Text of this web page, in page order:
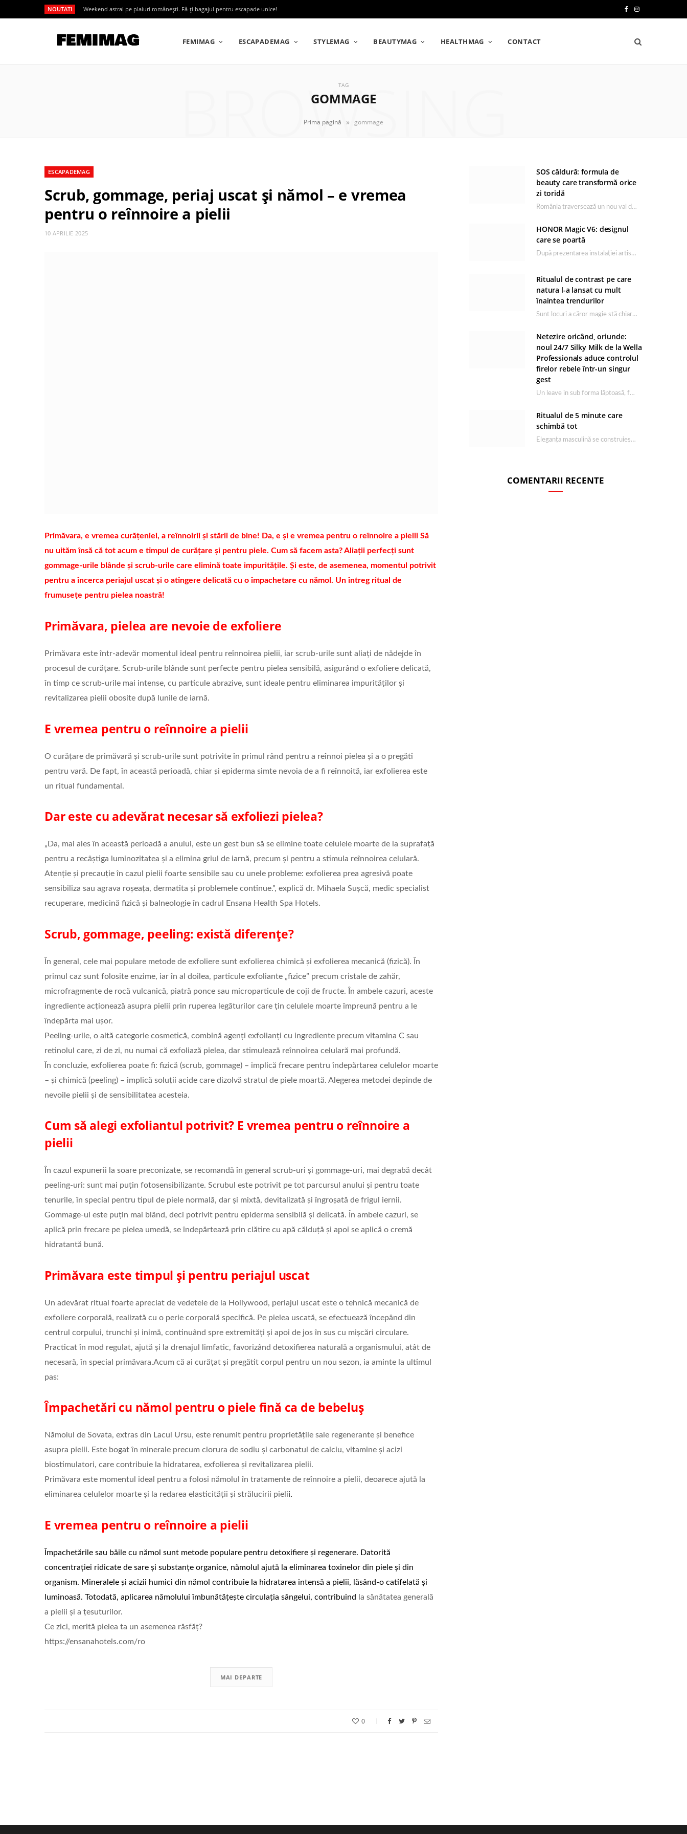
NOUTATI Weekend astral pe plaiuri românești. Fă-ți bagajul pentru escapade unice!
e
I
s
t
FEMIMAG ESCAPADEMAG STYLEMAG BEAUTYMAG HEALTHMAG CONTACT
TAG
GOMMAGE
BROWSING
Prima pagină » gommage
ESCAPADEMAG
Scrub, gommage, periaj uscat și nămol – e vremea
pentru o reînnoire a pielii
10 APRILIE 2025
Primăvara, e vremea curățeniei, a reînnoirii și stării de bine! Da, e și e vremea pentru o reînnoire a pielii Să
nu uităm însă că tot acum e timpul de curățare și pentru piele. Cum să facem asta? Aliații perfecți sunt
gommage-urile blânde și scrub-urile care elimină toate impuritățile. Și este, de asemenea, momentul potrivit
pentru a încerca periajul uscat și o atingere delicată cu o împachetare cu nămol. Un întreg ritual de
frumusețe pentru pielea noastră!
Primăvara, pielea are nevoie de exfoliere
Primăvara este într-adevăr momentul ideal pentru reînnoirea pielii, iar scrub-urile sunt aliați de nădejde în
procesul de curățare. Scrub-urile blânde sunt perfecte pentru pielea sensibilă, asigurând o exfoliere delicată,
în timp ce scrub-urile mai intense, cu particule abrazive, sunt ideale pentru eliminarea impurităților și
revitalizarea pielii obosite după lunile de iarnă.
E vremea pentru o reînnoire a pielii
O curățare de primăvară și scrub-urile sunt potrivite în primul rând pentru a reînnoi pielea și a o pregăti
pentru vară. De fapt, în această perioadă, chiar și epiderma simte nevoia de a fi reînnoită, iar exfolierea este
un ritual fundamental.
Dar este cu adevărat necesar să exfoliezi pielea?
„Da, mai ales în această perioadă a anului, este un gest bun să se elimine toate celulele moarte de la suprafață
pentru a recâștiga luminozitatea și a elimina griul de iarnă, precum și pentru a stimula reînnoirea celulară.
Atenție și precauție în cazul pielii foarte sensibile sau cu unele probleme: exfolierea prea agresivă poate
sensibiliza sau agrava roșeața, dermatita și problemele continue.”, explică dr. Mihaela Sușcă, medic specialist
recuperare, medicină fizică și balneologie în cadrul Ensana Health Spa Hotels.
Scrub, gommage, peeling: există diferențe?
În general, cele mai populare metode de exfoliere sunt exfolierea chimică și exfolierea mecanică (fizică). În
primul caz sunt folosite enzime, iar în al doilea, particule exfoliante „fizice” precum cristale de zahăr,
microfragmente de rocă vulcanică, piatră ponce sau microparticule de coji de fructe. În ambele cazuri, aceste
ingrediente acționează asupra pielii prin ruperea legăturilor care țin celulele moarte împreună pentru a le
îndepărta mai ușor.
Peeling-urile, o altă categorie cosmetică, combină agenți exfolianți cu ingrediente precum vitamina C sau
retinolul care, zi de zi, nu numai că exfoliază pielea, dar stimulează reînnoirea celulară mai profundă.
În concluzie, exfolierea poate fi: fizică (scrub, gommage) – implică frecare pentru îndepărtarea celulelor moarte
– și chimică (peeling) – implică soluții acide care dizolvă stratul de piele moartă. Alegerea metodei depinde de
nevoile pielii și de sensibilitatea acesteia.
Cum să alegi exfoliantul potrivit? E vremea pentru o reînnoire a
pielii
În cazul expunerii la soare preconizate, se recomandă în general scrub-uri și gommage-uri, mai degrabă decât
peeling-uri: sunt mai puțin fotosensibilizante. Scrubul este potrivit pe tot parcursul anului și pentru toate
tenurile, în special pentru tipul de piele normală, dar și mixtă, devitalizată și îngroșată de frigul iernii.
Gommage-ul este puțin mai blând, deci potrivit pentru epiderma sensibilă și delicată. În ambele cazuri, se
aplică prin frecare pe pielea umedă, se îndepărtează prin clătire cu apă călduță și apoi se aplică o cremă
hidratantă bună.
Primăvara este timpul și pentru periajul uscat
Un adevărat ritual foarte apreciat de vedetele de la Hollywood, periajul uscat este o tehnică mecanică de
exfoliere corporală, realizată cu o perie corporală specifică. Pe pielea uscată, se efectuează începând din
centrul corpului, trunchi și inimă, continuând spre extremități și apoi de jos în sus cu mișcări circulare.
Practicat în mod regulat, ajută și la drenajul limfatic, favorizând detoxifierea naturală a organismului, atât de
necesară, în special primăvara.Acum că ai curățat și pregătit corpul pentru un nou sezon, ia aminte la ultimul
pas:
Împachetări cu nămol pentru o piele fină ca de bebeluș
Nămolul de Sovata, extras din Lacul Ursu, este renumit pentru proprietățile sale regenerante și benefice
asupra pielii. Este bogat în minerale precum clorura de sodiu și carbonatul de calciu, vitamine și acizi
biostimulatori, care contribuie la hidratarea, exfolierea și revitalizarea pielii.
Primăvara este momentul ideal pentru a folosi nămolul în tratamente de reînnoire a pielii, deoarece ajută la
eliminarea celulelor moarte și la redarea elasticității și strălucirii pielii.
E vremea pentru o reînnoire a pielii
Împachetările sau băile cu nămol sunt metode populare pentru detoxifiere și regenerare. Datorită
concentrației ridicate de sare și substanțe organice, nămolul ajută la eliminarea toxinelor din piele și din
organism. Mineralele și acizii humici din nămol contribuie la hidratarea intensă a pielii, lăsând-o catifelată și
luminoasă. Totodată, aplicarea nămolului îmbunătățește circulația sângelui, contribuind
la sănătatea generală
a pielii și a țesuturilor.
Ce zici, merită pielea ta un asemenea răsfăț?
https://ensanahotels.com/ro
MAI DEPARTE
0
SOS căldură: formula de
beauty care transformă orice
zi toridă
România traversează un nou val de căldură, iar rutina de îngrijire capătă un rol esențial…
HONOR Magic V6: designul
care se poartă
După prezentarea instalației artistice semnată de Catrinel Săbăciag în cadrul evenimentului de lansare HONOR Magic…
Ritualul de contrast pe care
natura l-a lansat cu mult
înaintea trendurilor
Sunt locuri a căror magie stă chiar în firea lor naturală, iar Lacul Ursu din…
Netezire oricând, oriunde:
noul 24/7 Silky Milk de la Wella
Professionals aduce controlul
firelor rebele într-un singur
gest
Un leave in sub forma lăptoasă, fără clătire care completează rutina Ultimate Smooth și transformă…
Ritualul de 5 minute care
schimbă tot
Eleganța masculină se construiește dimineața, în câteva minute și cu produsele potrivite. O rutină de…
COMENTARII RECENTE